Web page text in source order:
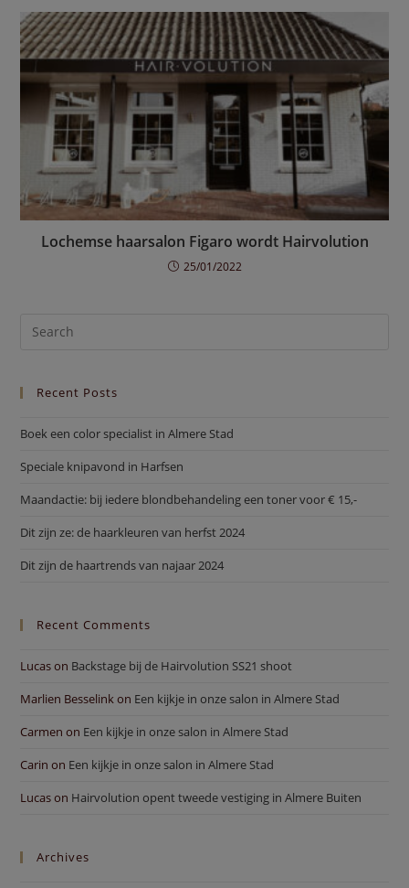
Lochemse haarsalon Figaro wordt Hairvolution
25/01/2022
Recent Posts
Boek een color specialist in Almere Stad
Speciale knipavond in Harfsen
Maandactie: bij iedere blondbehandeling een toner voor € 15,-
Dit zijn ze: de haarkleuren van herfst 2024
Dit zijn de haartrends van najaar 2024
Recent Comments
Lucason Backstage bij de Hairvolution SS21 shoot
Marlien Besselink on Een kijkje in onze salon in Almere Stad
Carmen on Een kijkje in onze salon in Almere Stad
Carin on Een kijkje in onze salon in Almere Stad
Lucason Hairvolution opent tweede vestiging in Almere Buiten
Archives